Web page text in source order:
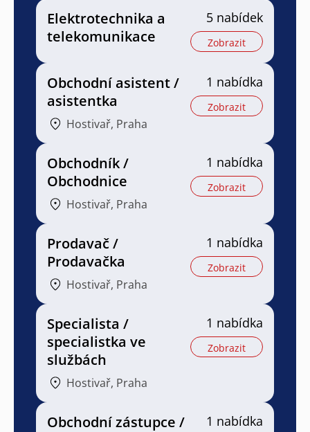
Elektrotechnika a
telekomunikace
5 nabídek
Zobrazit
Obchodní asistent /
asistentka
Hostivař, Praha
1 nabídka
Zobrazit
Obchodník /
Obchodnice
Hostivař, Praha
1 nabídka
Zobrazit
Prodavač /
Prodavačka
Hostivař, Praha
1 nabídka
Zobrazit
Specialista /
specialistka ve
službách
Hostivař, Praha
1 nabídka
Zobrazit
Obchodní zástupce /
1 nabídka